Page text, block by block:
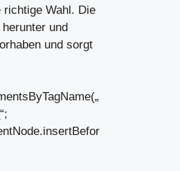
Wahl. Die
und
und sorgt